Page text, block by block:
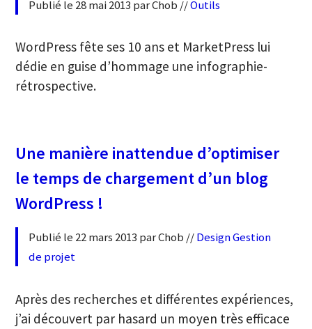
Publié le 28 mai 2013 par Chob //Outils
WordPress fête ses 10 ans et MarketPress lui
dédie en guise d’hommage une infographie-
rétrospective.
Une manière inattendue d’optimiser
le temps de chargement d’un blog
WordPress !
Publié le 22 mars 2013 par Chob //DesignGestion
de projet
Après des recherches et différentes expériences,
j’ai découvert par hasard un moyen très efficace